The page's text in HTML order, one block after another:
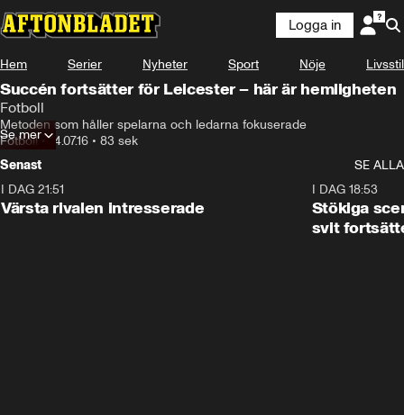
Logga in
Hem Serier Nyheter Sport Nöje Livsstil
Succén fortsätter för Leicester – här är hemligheten
Fotboll
Metoden som håller spelarna och ledarna fokuserade
Fotboll•14.07.16 • 83 sek
Se mer
Senast
SE ALLA
I DAG 21:51
Värsta rivalen intresserade
I DAG 18:53
Stökiga
svit